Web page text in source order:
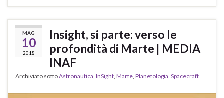
MAG
10
2018
Insight, si parte: verso le
profondità di Marte | MEDIA
INAF
Archiviato sottoAstronautica, InSight, Marte, Planetologia, Spacecraft